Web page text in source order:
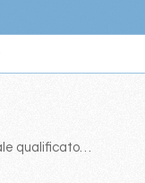
qualificato…